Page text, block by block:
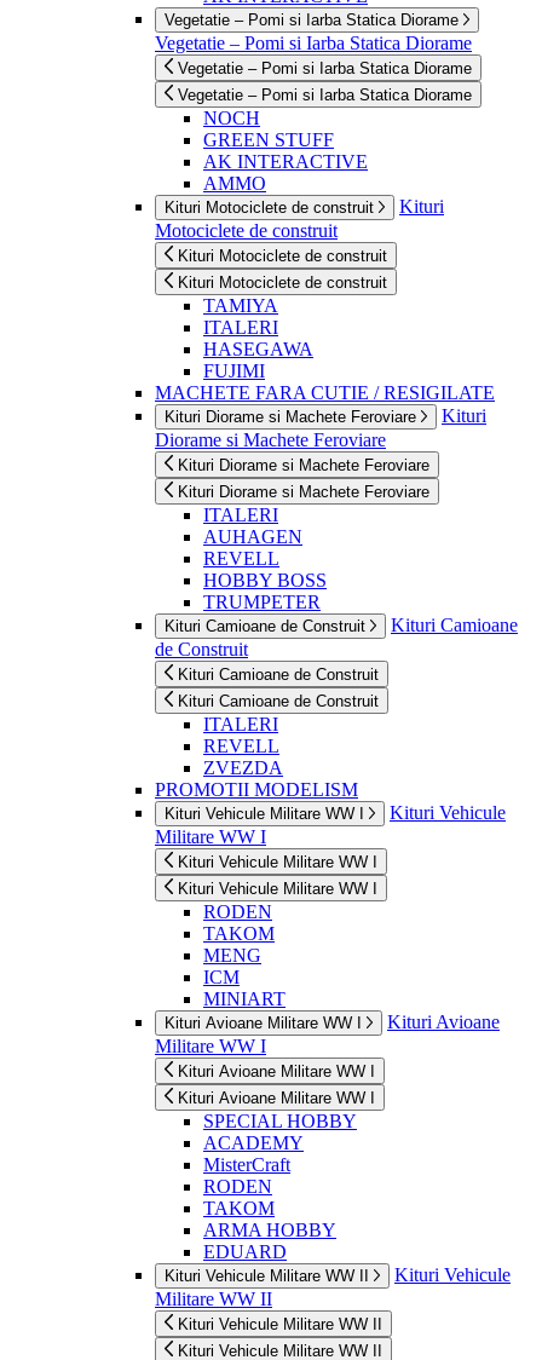
Vegetatie – Pomi si Iarba Statica Diorame
Vegetatie – Pomi si Iarba Statica Diorame
Vegetatie – Pomi si Iarba Statica Diorame
Vegetatie – Pomi si Iarba Statica Diorame
NOCH
GREEN STUFF
AK INTERACTIVE
AMMO
Kituri Motociclete de construit
Kituri
Motociclete de construit
Kituri Motociclete de construit
Kituri Motociclete de construit
TAMIYA
ITALERI
HASEGAWA
FUJIMI
MACHETE FARA CUTIE / RESIGILATE
Kituri Diorame si Machete Feroviare
Kituri
Diorame si Machete Feroviare
Kituri Diorame si Machete Feroviare
Kituri Diorame si Machete Feroviare
ITALERI
AUHAGEN
REVELL
HOBBY BOSS
TRUMPETER
Kituri Camioane de Construit
Kituri Camioane
de Construit
Kituri Camioane de Construit
Kituri Camioane de Construit
ITALERI
REVELL
ZVEZDA
PROMOTII MODELISM
Kituri Vehicule Militare WW I
Kituri Vehicule
Militare WW I
Kituri Vehicule Militare WW I
Kituri Vehicule Militare WW I
RODEN
TAKOM
MENG
ICM
MINIART
Kituri Avioane Militare WW I
Kituri Avioane
Militare WW I
Kituri Avioane Militare WW I
Kituri Avioane Militare WW I
SPECIAL HOBBY
ACADEMY
MisterCraft
RODEN
TAKOM
ARMA HOBBY
EDUARD
Kituri Vehicule Militare WW II
Kituri Vehicule
Militare WW II
Kituri Vehicule Militare WW II
Kituri Vehicule Militare WW II